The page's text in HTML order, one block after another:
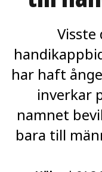
har haft
inverkar
namnet
bara till